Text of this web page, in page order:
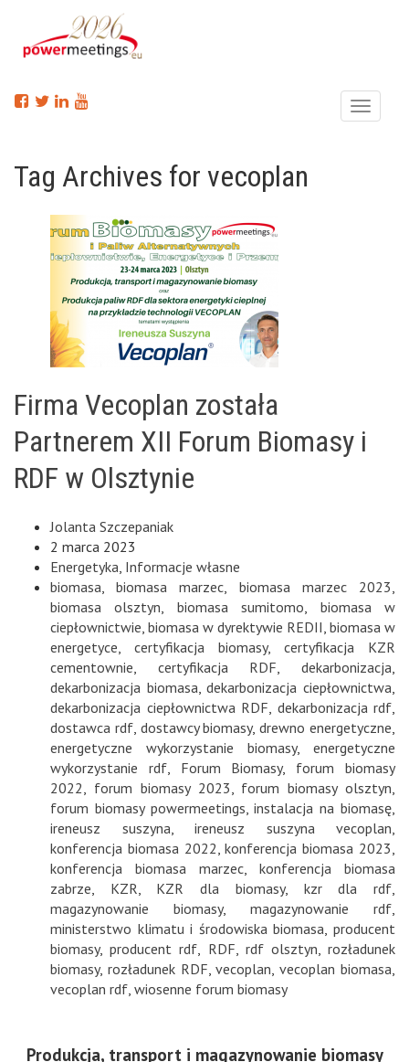
Menu
Tag Archives for vecoplan
Firma Vecoplan została
Partnerem XII Forum Biomasy i
RDF w Olsztynie
Jolanta Szczepaniak
2 marca 2023
Energetyka Informacje własne
biomasa ,biomasa marzec biomasa marzec 2023
biomasa olsztyn
biomasa sumitomo
biomasa w
ciepłownictwie biomasa w dyrektywie REDII biomasa w
energetyce
certyfikacja biomasy, certyfikacja KZR
cementownie
certyfikacja RDF ,dekarbonizacja
dekarbonizacja biomasa ,dekarbonizacja ciepłownictwa
dekarbonizacja ciepłownictwa RDF dekarbonizacja rdf
dostawca rdf, dostawcy biomasy,drewno energetyczne
energetyczne wykorzystanie biomasy, energetyczne
wykorzystanie rdf, Forum Biomasy, forum biomasy
2022
forum biomasy 2023 forum biomasy olsztyn
forum biomasy powermeetings ,instalacja na biomasę
ireneusz suszyna
ireneusz suszyna vecoplan
konferencja biomasa 2022 ,konferencja biomasa 2023
konferencja biomasa marzec
konferencja biomasa
zabrze
KZR KZR dla biomasy, kzr dla rdf
magazynowanie biomasy, magazynowanie rdf
ministerstwo klimatu i środowiska biomasa ,producent
biomasy,producent rdf RDF rdf olsztyn ,rozładunek
biomasy, rozładunek RDF ,vecoplan ,vecoplan biomasa
vecoplan rdf wiosenne forum biomasy
Produkcja, transport i magazynowanie biomasy